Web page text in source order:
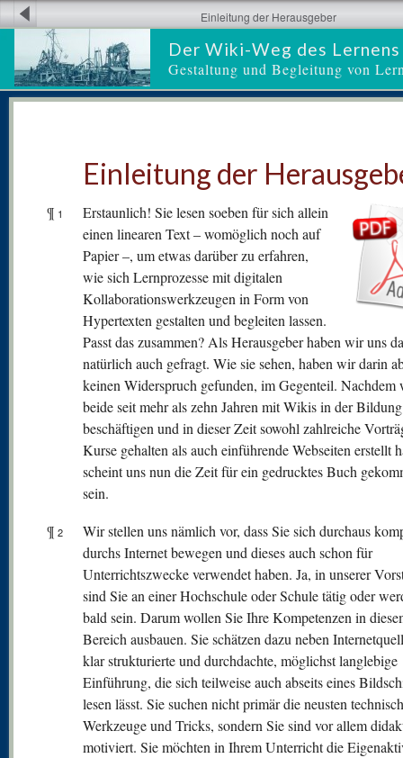
Der Wiki-Weg des Lernens
Gestaltung und Begleitung von
Einleitung der Herausgeber
Einleitung der
¶ 1
Erstaunlich! Sie lesen soeben für sich allein
einen linearen Text – womöglich noch auf
Papier –, um etwas darüber zu erfahren,
wie sich Lernprozesse mit digitalen
Kollaborationswerkzeugen in Form von
Hypertexten gestalten und begleiten lassen.
Passt das zusammen? Als Herausgeber haben wir uns
natürlich auch gefragt. Wie sie sehen, haben wir darin
keinen Widerspruch gefunden, im Gegenteil. Nachdem
beide seit mehr als zehn Jahren mit Wikis in der Bildung
beschäftigen und in dieser Zeit sowohl zahlreiche
Kurse gehalten als auch einführende Webseiten erstellt
scheint uns nun die Zeit für ein gedrucktes Buch
sein.
¶ 2
Wir stellen uns nämlich vor, dass Sie sich durchaus
durchs Internet bewegen und dieses auch schon für
Unterrichtszwecke verwendet haben. Ja, in unserer
sind Sie an einer Hochschule oder Schule tätig oder
bald sein. Darum wollen Sie Ihre Kompetenzen in
Bereich ausbauen. Sie schätzen dazu neben
klar strukturierte und durchdachte, möglichst langlebige
Einführung, die sich teilweise auch abseits eines
lesen lässt. Sie suchen nicht primär die neusten
Werkzeuge und Tricks, sondern Sie sind vor allem
motiviert. Sie möchten in Ihrem Unterricht die